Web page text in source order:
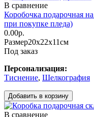
В сравнение
Коробочка подарочная
при покупке пледа)
0.00р.
Размер20х22х11см
Под заказ
Персонализация:
Тиснение, Шелкография
В сравнение